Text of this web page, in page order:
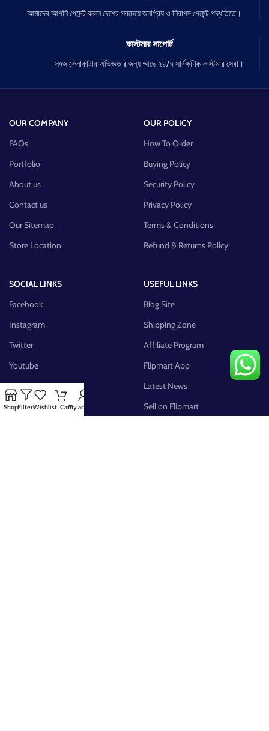
আমাদের আপনি পেমেন্ট করুন দেশের সবচেয়ে জনপ্রিয় ও নিরাপদ পেমেন্ট পদ্ধতিতে।
কাস্টমার সাপোর্ট
সহজ কেনাকাটার অভিজ্ঞতার জন্য আছে ২৪/৭ সার্বক্ষণিক কাস্টমার সেবা।
OUR COMPANY
FAQs
Portfolio
About us
Contact us
Our Sitemap
Store Location
OUR POLICY
How To Order
Buying Policy
Security Policy
Privacy Policy
Terms & Conditions
Refund & Returns Policy
SOCIAL LINKS
Facebook
Instagram
Twitter
Youtube
Pinterest
FB Group
USEFUL LINKS
Blog Site
Shipping Zone
Affiliate Program
Flipmart App
Latest News
Sell on Flipmart
ShopFiltersWishlist CartMy account